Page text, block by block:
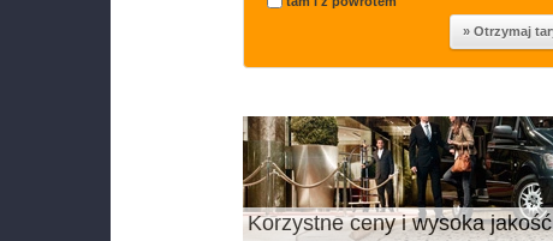
Korzystne ceny i wysoka jakość